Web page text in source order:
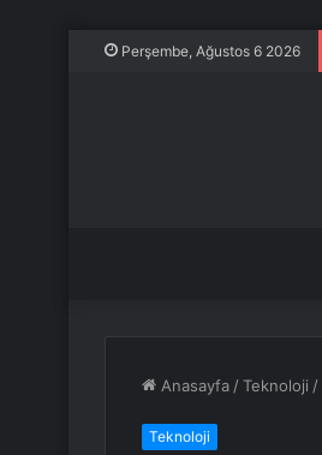
Perşembe, Ağustos 6 2026
Anasayfa /Teknoloji /
Teknoloji